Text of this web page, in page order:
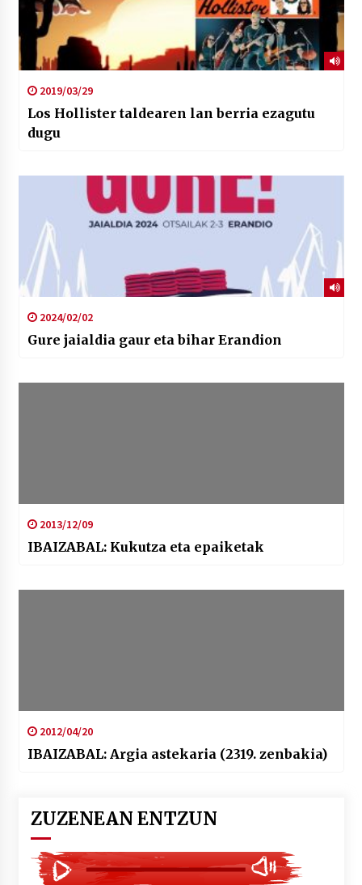
2019/03/29
Los Hollister taldearen lan berria ezagutu
dugu
2024/02/02
Gure jaialdia gaur eta bihar Erandion
2013/12/09
IBAIZABAL: Kukutza eta epaiketak
2012/04/20
IBAIZABAL: Argia astekaria (2319. zenbakia)
ZUZENEAN ENTZUN